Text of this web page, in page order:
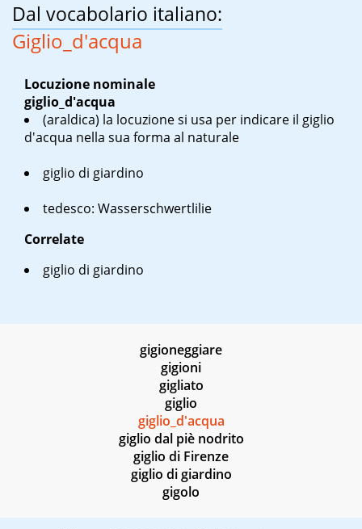
Dal vocabolario italiano:
Giglio_d'acqua
Locuzione nominale
giglio_d'acqua
(araldica) la locuzione si usa per indicare il giglio
d'acqua nella sua forma al naturale
giglio di giardino
tedesco: Wasserschwertlilie
Correlate
giglio di giardino
gigioneggiare
gigioni
gigliato
giglio
giglio_d'acqua
giglio dal piè nodrito
giglio di Firenze
giglio di giardino
gigolo